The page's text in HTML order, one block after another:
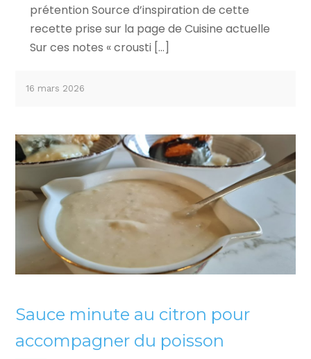
prétention Source d’inspiration de cette
recette prise sur la page de Cuisine actuelle
Sur ces notes « crousti […]
16 mars 2026
Sauce minute au citron pour
accompagner du poisson